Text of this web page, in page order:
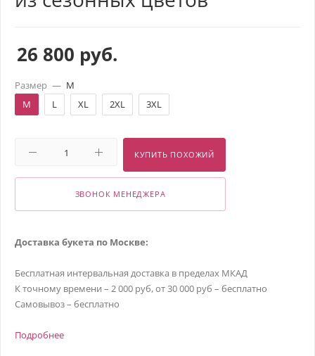
26 800 руб.
Размер — M
M
L XL 2XL 3XL
КУПИТЬ ПОХОЖИЙ
ЗВОНОК МЕНЕДЖЕРА
Доставка букета по Москве:
Бесплатная интервальная доставка в пределах МКАД
К точному времени – 2 000 руб, от 30 000 руб – бесплатно
Самовывоз – бесплатно
Подробнее